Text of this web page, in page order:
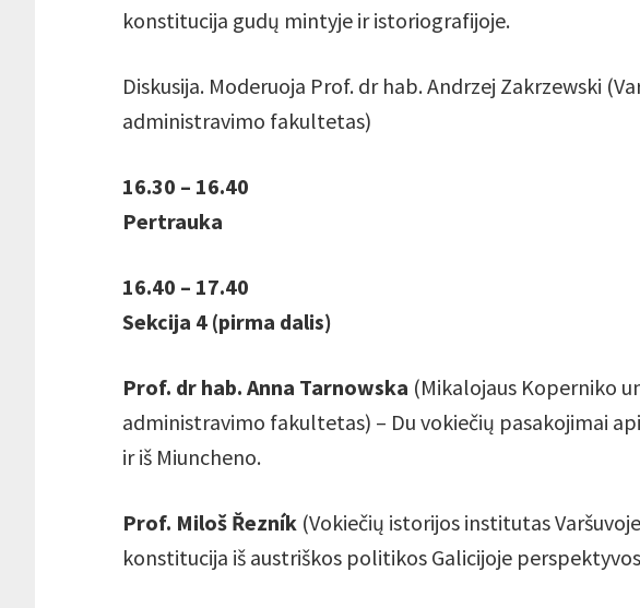
konstitucija gudų mintyje ir istoriografijoje.
Diskusija. Moderuoja Prof. dr hab. Andrzej Zakrzewski
administravimo fakultetas)
16.30 – 16.40
Pertrauka
16.40 – 17.40
Sekcija 4 (pirma dalis)
Prof. dr hab. Anna Tarnowska (Mikalojaus Koperniko
administravimo fakultetas) – Du vokiečių pasakojimai
ir iš Miuncheno.
Prof. Miloš Řezník (Vokiečių istorijos institutas
konstitucija iš austriškos politikos Galicijoje